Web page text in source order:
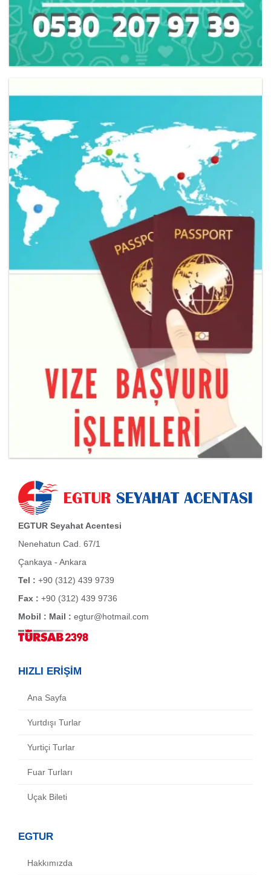
EGTUR Seyahat Acentesi
Nenehatun Cad. 67/1
Çankaya - Ankara
Tel : +90 (312) 439 9739
Fax : +90 (312) 439 9736
Mobil : Mail : egtur@hotmail.com
HIZLI ERİŞİM
Ana Sayfa
Yurtdışı Turlar
Yurtiçi Turlar
Fuar Turları
Uçak Bileti
EGTUR
Hakkımızda